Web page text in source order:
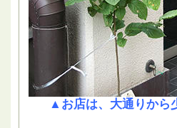
▲お店は、大通りか